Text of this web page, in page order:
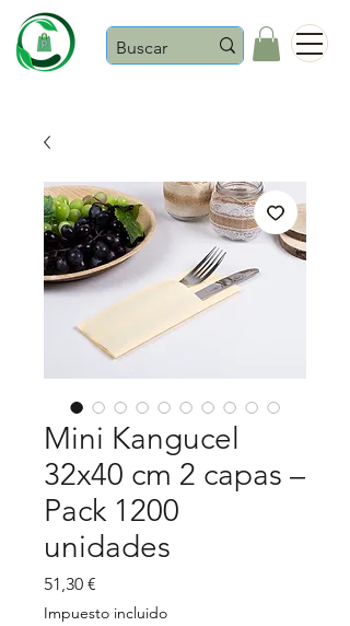
Mini Kangucel
32x40 cm 2 capas –
Pack 1200
unidades
51,30 €
Impuesto incluido